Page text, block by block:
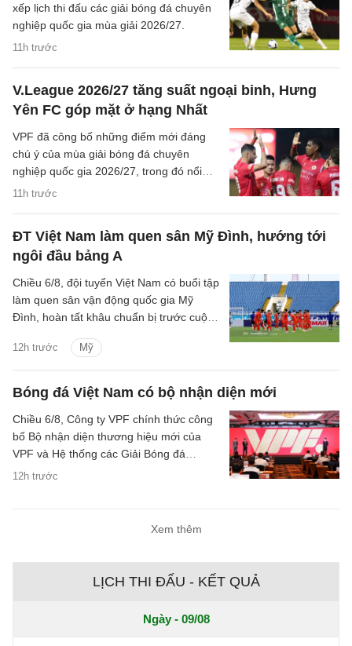
11h trước
xếp lịch thi đấu các giải bóng đá chuyên
nghiệp quốc gia mùa giải 2026/27.
V.League 2026/27 tăng suất ngoại binh, Hưng
Yên FC góp mặt ở hạng Nhất
11h trước
VPF đã công bố những điểm mới đáng
chú ý của mùa giải bóng đá chuyên
nghiệp quốc gia 2026/27, trong đó nổi
bật là việc tăng số lượng ngoại binh tại
ĐT Việt Nam làm quen sân Mỹ Đình, hướng tới
ngôi đầu bảng A
12h trước Mỹ
Chiều 6/8, đội tuyển Việt Nam có buổi tập
làm quen sân vận động quốc gia Mỹ
Đình, hoàn tất khâu chuẩn bị trước cuộc
bảng A ASEAN Cup 2026.
Bóng đá Việt Nam có bộ nhận diện mới
12h trước
Chiều 6/8, Công ty VPF chính thức công
bố Bộ nhận diện thương hiệu mới của
VPF và Hệ thống các Giải Bóng đá
chuyên nghiệp Quốc gia kể từ mùa giải
Xem thêm
LỊCH THI ĐẤU - KẾT QUẢ
Ngày - 09/08